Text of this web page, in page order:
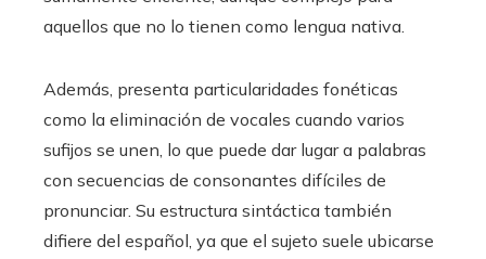
aquellos que no lo tienen como lengua nativa.
Además, presenta particularidades fonéticas
como la eliminación de vocales cuando varios
sufijos se unen, lo que puede dar lugar a palabras
con secuencias de consonantes difíciles de
pronunciar. Su estructura sintáctica también
difiere del español, ya que el sujeto suele ubicarse